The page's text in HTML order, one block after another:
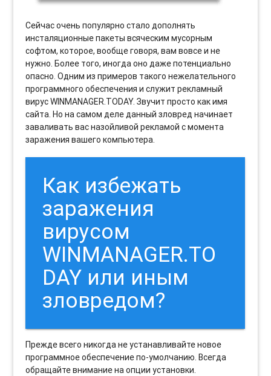
Сейчас очень популярно стало дополнять
инсталяционные пакеты всяческим мусорным
софтом, которое, вообще говоря, вам вовсе и не
нужно. Более того, иногда оно даже потенциально
опасно. Одним из примеров такого нежелательного
программного обеспечения и служит рекламный
вирус WINMANAGER.TODAY. Звучит просто как имя
сайта. Но на самом деле данный зловред начинает
заваливать вас назойливой рекламой с момента
заражения вашего компьютера.
Как избежать
заражения
вирусом
WINMANAGER.TO
DAY или иным
зловредом?
Прежде всего никогда не устанавливайте новое
программное обеспечение по-умолчанию. Всегда
обращайте внимание на опции установки.